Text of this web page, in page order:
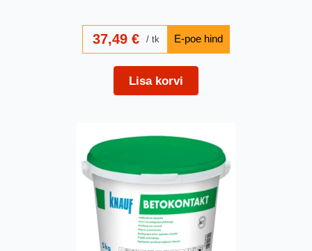
37,49 € tk
Lisa korvi